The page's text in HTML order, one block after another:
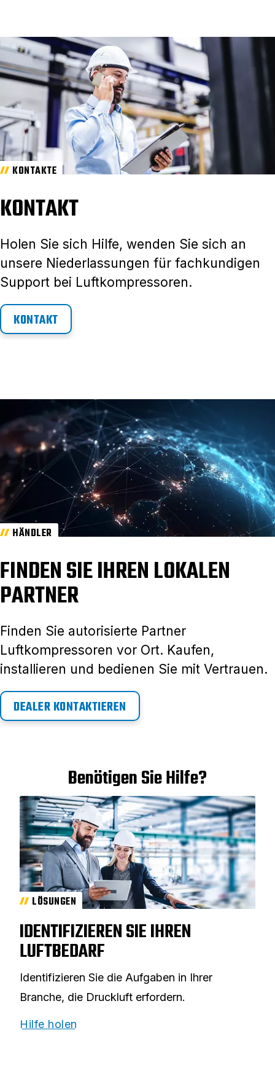
KONTAKTE
KONTAKT
Holen Sie sich Hilfe, wenden Sie sich an
unsere Niederlassungen für fachkundigen
Support bei Luftkompressoren.
KONTAKT
HÄNDLER
FINDEN SIE IHREN LOKALEN
PARTNER
Finden Sie autorisierte Partner
Luftkompressoren vor Ort. Kaufen,
installieren und bedienen Sie mit Vertrauen.
DEALER KONTAKTIEREN
Benötigen Sie Hilfe?
LÖSUNGEN
IDENTIFIZIEREN SIE IHREN
LUFTBEDARF
Identifizieren Sie die Aufgaben in Ihrer
Branche, die Druckluft erfordern.
Hilfe holen